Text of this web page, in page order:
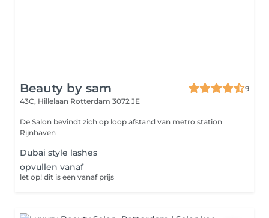
Beauty by sam
9
43C, Hillelaan Rotterdam 3072 JE
De Salon bevindt zich op loop afstand van metro station
Rijnhaven
Dubai style lashes
opvullen vanaf
let op! dit is een vanaf prijs